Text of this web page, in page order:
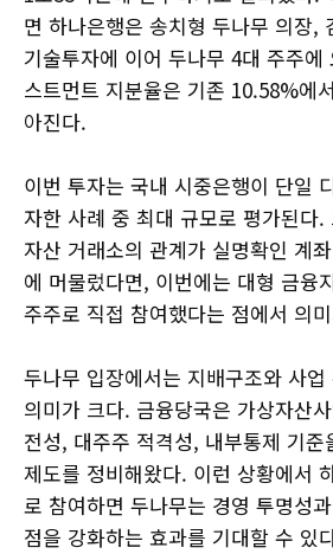
면 하나은행은 송치형 두나무 의장,
기술투자에 이어 두나무 4대 주주에
스트먼트 지분율은 기존 10.58%에
아진다.
이번 투자는 국내 시중은행이 단일
자한 사례 중 최대 규모로 평가된다
자산 거래소의 관계가 실명확인 계
에 머물렀다면, 이번에는 대형 금융
주주로 직접 참여했다는 점에서 의
두나무 입장에서는 지배구조와 사
의미가 크다. 금융당국은 가상자산
전성, 대주주 적격성, 내부통제 기
제도를 정비해왔다. 이런 상황에서
로 참여하면 두나무는 경영 투명성
점을 강화하는 효과를 기대할 수 있